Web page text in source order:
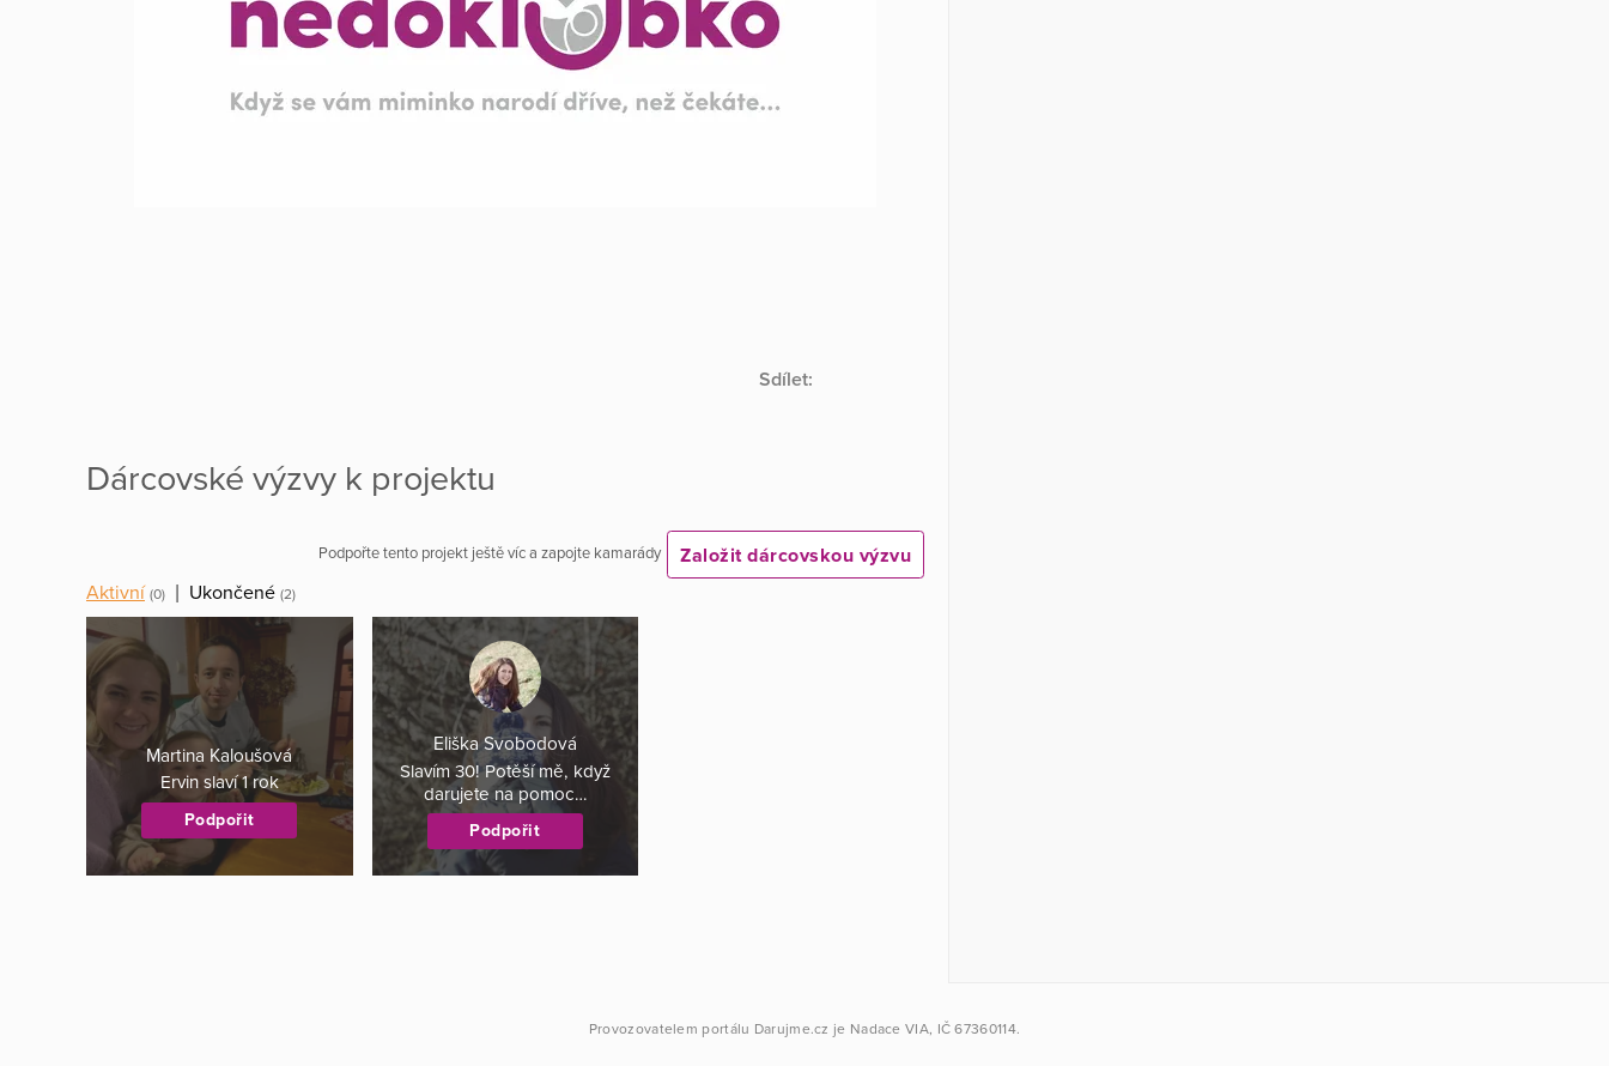
Sdílet:
Dárcovské výzvy k projektu
Podpořte tento projekt ještě víc a zapojte kamarády
Založit dárcovskou výzvu
Aktivní (0) | Ukončené (2)
Martina Kaloušová
Ervin slaví 1 rok
Podpořit
Eliška Svobodová
Slavím 30! Potěší mě, když
darujete na pomoc…
Podpořit
Provozovatelem portálu Darujme.cz je Nadace VIA, IČ 67360114.